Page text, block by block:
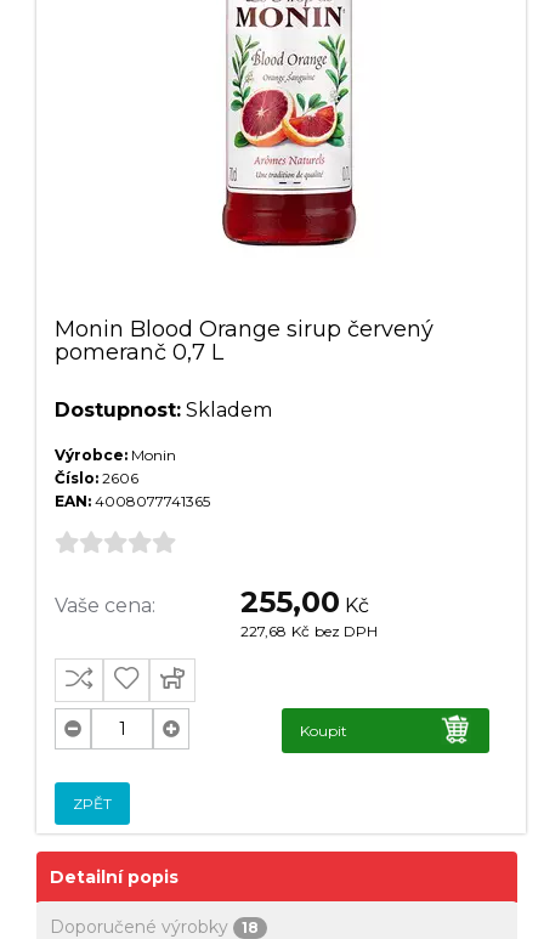
Monin Blood Orange sirup červený
pomeranč 0,7 L
Dostupnost: Skladem
Výrobce: Monin
Číslo: 2606
EAN: 4008077741365
Vaše cena: 255,00 Kč
227,68 Kč bez DPH
Koupit
ZPĚT
Detailní popis
Doporučené výrobky 18